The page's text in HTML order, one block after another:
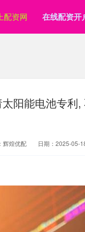
配资网 在线配资开
阳能电池专利
辉煌优配 日期：2025-05-